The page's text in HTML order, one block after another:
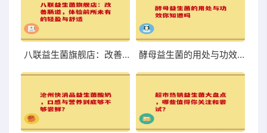
八联益生菌旗舰店：改善肠道，体验前所未有的轻盈与舒适 酵母益生菌的用处与功效你知道吗